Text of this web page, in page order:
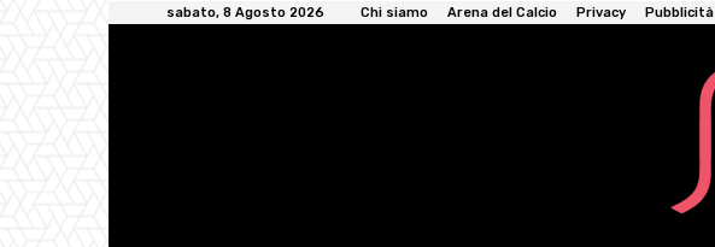
sabato, 8 Agosto 2026 Chi siamo Arena del Calcio Privacy Pubblicità